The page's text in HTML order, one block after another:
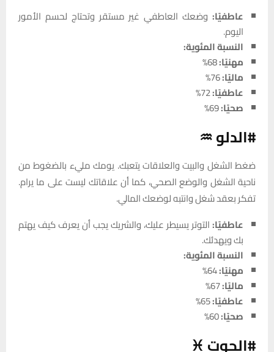
عاطفيًا: وضعك العاطفي غير مستقر وتحتاج لحسم الأمور
اليوم.
النسبة المئوية:
مهنيًا:
ماليًا:
عاطفيًا:
صحيًا:
#الدلو ♒
ضغط الشغل والبيت والعلاقات يتعبك. يومك مليء بالضغوط من
ناحية الشغل والوضع الصحي، كما أن علاقاتك ليست على ما يرام.
تفكر بعقد شغل وانتبه لوضعك المالي.
عاطفيًا:التوتر يسيطر عليك، والشريك يجب أن يعرف كيف يهتم
بك ويهدئك.
النسبة المئوية:
مهنيًا:
ماليًا:
عاطفيًا:
صحيًا:
#الحوت ♓